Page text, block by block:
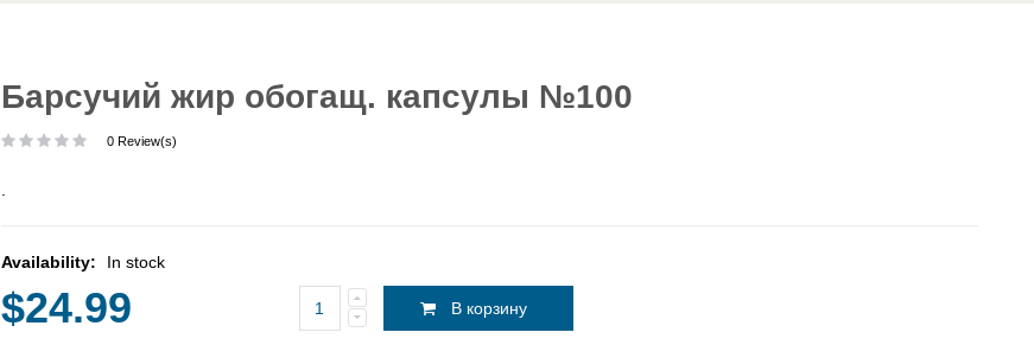
Барсучий жир обогащ. капсулы №100
0 Review(s)
Availability: In stock
$24.99 В корзину